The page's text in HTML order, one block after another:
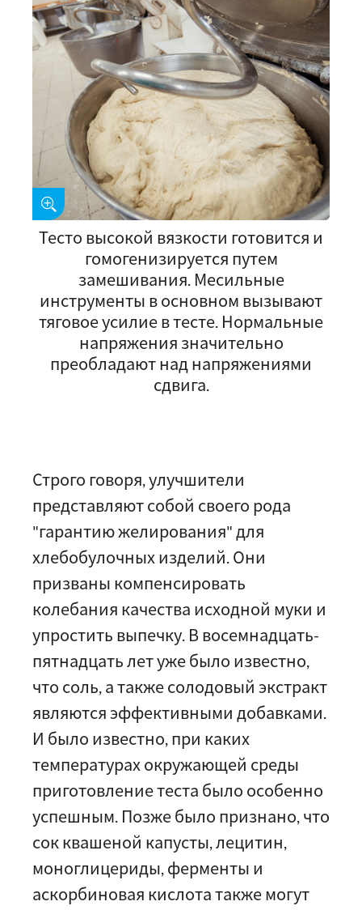
Тесто высокой вязкости готовится и
гомогенизируется путем
замешивания. Месильные
инструменты в основном вызывают
тяговое усилие в тесте. Нормальные
напряжения значительно
преобладают над напряжениями
сдвига.
Строго говоря, улучшители
представляют собой своего рода
"гарантию желирования" для
хлебобулочных изделий. Они
призваны компенсировать
колебания качества исходной муки и
упростить выпечку. В восемнадцать-
пятнадцать лет уже было известно,
что соль, а также солодовый экстракт
являются эффективными добавками.
И было известно, при каких
температурах окружающей среды
приготовление теста было особенно
успешным. Позже было признано, что
сок квашеной капусты, лецитин,
моноглицериды, ферменты и
аскорбиновая кислота также могут